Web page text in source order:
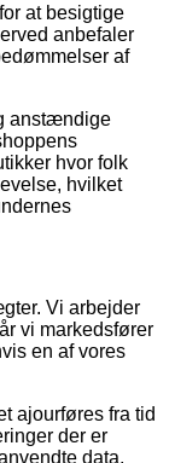
at besigtige
anbefaler
af
anstændige
hvor folk
hvilket
Vi arbejder
vi markedsfører
en af vores
ajourføres fra tid
der er
data.